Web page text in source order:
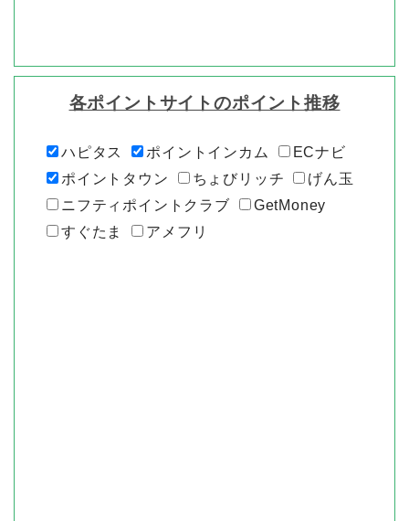
各ポイントサイトのポイント推移
ハピタス ポイントインカム
ECナビ
ポイントタウン
ちょびリッチ
げん玉
ニフティポイントクラブ
GetMoney
すぐたま
アメフリ